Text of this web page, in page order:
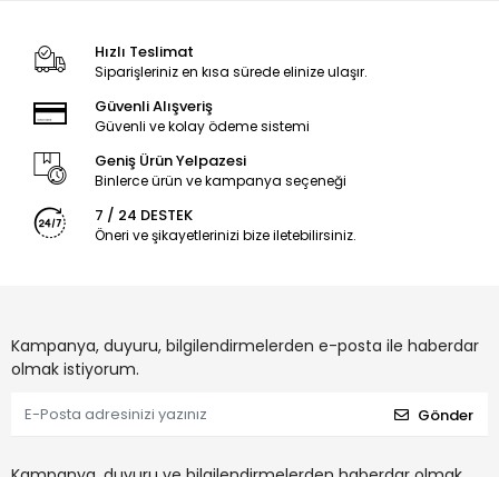
Hızlı Teslimat
Siparişleriniz en kısa sürede elinize ulaşır.
Güvenli Alışveriş
Güvenli ve kolay ödeme sistemi
Geniş Ürün Yelpazesi
Binlerce ürün ve kampanya seçeneği
7 / 24 DESTEK
Öneri ve şikayetlerinizi bize iletebilirsiniz.
Kampanya, duyuru, bilgilendirmelerden e-posta ile haberdar
olmak istiyorum.
Gönder